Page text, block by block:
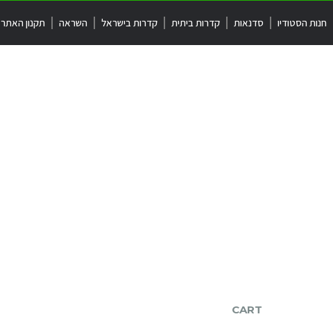
חנות הסטודיו סדנאות קדרות ביתית קדרות בישראל השראה תקנון האתר
CART